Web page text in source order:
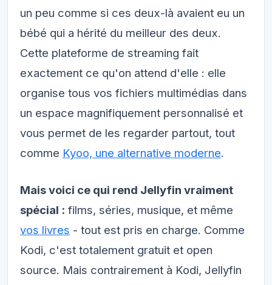
un peu comme si ces deux-là avaient eu un
bébé qui a hérité du meilleur des deux.
Cette plateforme de streaming fait
exactement ce qu'on attend d'elle : elle
organise tous vos fichiers multimédias dans
un espace magnifiquement personnalisé et
vous permet de les regarder partout, tout
comme Kyoo, une alternative moderne.
Mais voici ce qui rend Jellyfin vraiment
spécial : films, séries, musique, et même
vos livres - tout est pris en charge. Comme
Kodi, c'est totalement gratuit et open
source. Mais contrairement à Kodi, Jellyfin